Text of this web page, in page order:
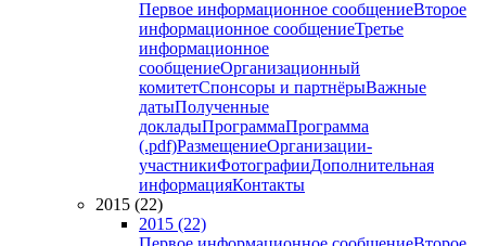
Первое информационное сообщениеВторое
информационное сообщениеТретье
информационное
сообщениеОрганизационный
комитетСпонсоры и партнёрыВажные
датыПолученные
докладыПрограммаПрограмма
(.pdf)РазмещениеОрганизации-
участникиФотографииДополнительная
информацияКонтакты
2015 (22)
2015 (22)